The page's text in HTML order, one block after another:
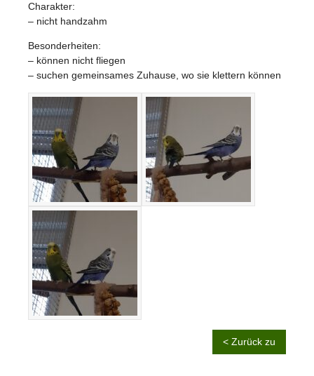
Charakter:
– nicht handzahm
Besonderheiten:
– können nicht fliegen
– suchen gemeinsames Zuhause, wo sie klettern können
< Zurück zu